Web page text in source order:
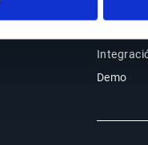
Demo